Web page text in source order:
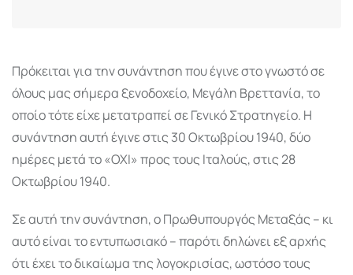
Πρόκειται για την συνάντηση που έγινε στο γνωστό σε
όλους μας σήμερα ξενοδοχείο, Μεγάλη Βρεττανία, το
οποίο τότε είχε μετατραπεί σε Γενικό Στρατηγείο. Η
συνάντηση αυτή έγινε στις 30 Οκτωβρίου 1940, δύο
ημέρες μετά το «ΟΧΙ» προς τους Ιταλούς, στις 28
Οκτωβρίου 1940.
Σε αυτή την συνάντηση, ο Πρωθυπουργός Μεταξάς – κι
αυτό είναι το εντυπωσιακό – παρότι δηλώνει εξ αρχής
ότι έχει το δικαίωμα της λογοκρισίας, ωστόσο τους